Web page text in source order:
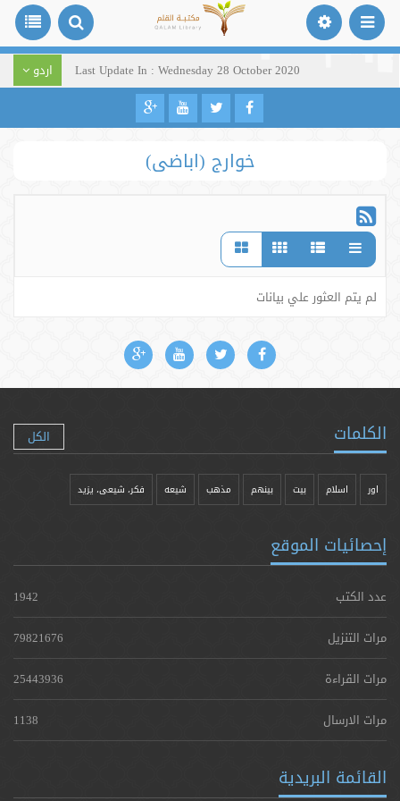
Last Update In : Wednesday 28 October 2020 اردو
خوارج (اباضی)
لم يتم العثور علي بيانات
الكلمات الكل
اور اسلام بیت بينهم مذهب شيعه فکر، شیعی، یزيد
إحصائيات الموقع
عدد الكتب
1942
مرات التنزيل
79821676
مرات القراءة
25443936
مرات الارسال
1138
القائمة البريدية